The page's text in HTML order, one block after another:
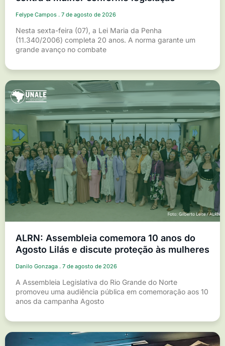
Felype Campos 7 de agosto de 2026
Nesta sexta-feira (07), a Lei Maria da Penha
(11.340/2006) completa 20 anos. A norma garante um
grande avanço no combate
ALRN: Assembleia comemora 10 anos do
Agosto Lilás e discute proteção às mulheres
Danilo Gonzaga 7 de agosto de 2026
A Assembleia Legislativa do Rio Grande do Norte
promoveu uma audiência pública em comemoração aos 10
anos da campanha Agosto